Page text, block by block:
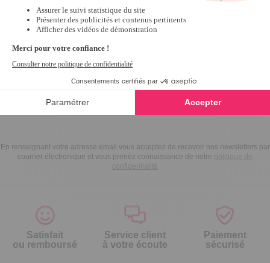
10€ offerts
dès 30€ d’achats - condition dans votre e-mail de confirmation
Recevez nos nouveautés et avantages exclusifs par email
m’inscris
En renseignant votre adresse email vous acceptez de recevoir nos newsletters par
courrier électronique et vous prenez connaissance de notre politique de
confidentialité
Satisfait
ou remboursé
Service client
à votre écoute
Paiement
sécurisé